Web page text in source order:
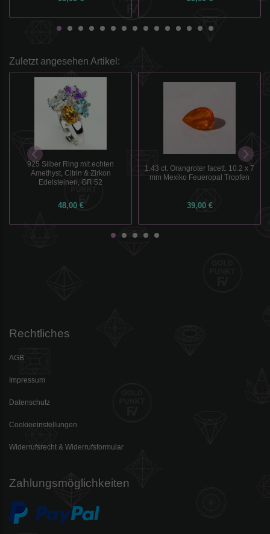
Zuletzt angesehen Artikel:
925 Silber Ring mit echten
Amethyst, Citrin & Zirkon
Edelsteinen, GR 52
48,00 €
1.43 ct. Orangroter facett. 10.2 x 7
mm Mexiko Feueropal Tropfen
39,00 €
Rechtliches
AGB
Impressum
Datenschutz
Cookieeinstellungen
Widerrufsrecht & Widerrufsformular
Zahlungsmöglichkeiten